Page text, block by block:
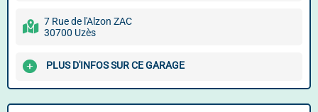
7 Rue de l'Alzon ZAC
30700 Uzès
PLUS D'INFOS SUR CE GARAGE